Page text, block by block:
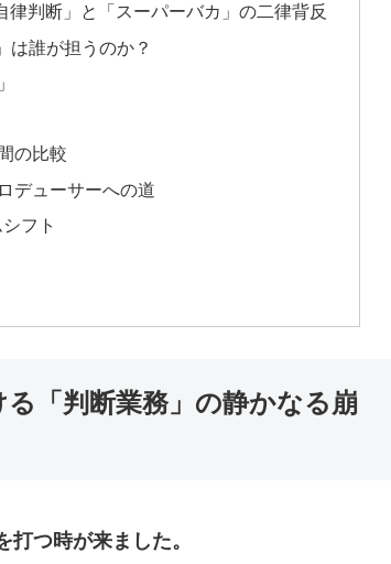
判断」と「スーパーバカ」の二律背反
は誰が担うのか？
の比較
デューサーへの道
フト
「判断業務」の静かなる崩
つ時が来ました。